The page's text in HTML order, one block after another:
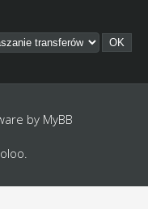
by MyBB
.